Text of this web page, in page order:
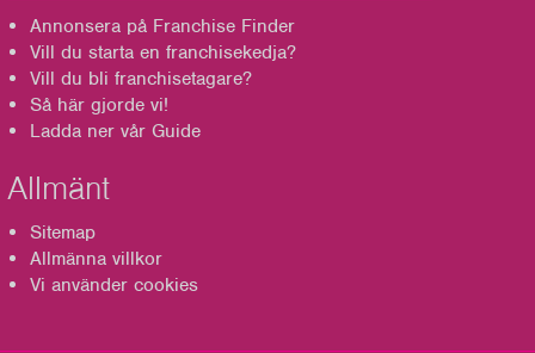
Annonsera på Franchise Finder
Vill du starta en franchisekedja?
Vill du bli franchisetagare?
Så här gjorde vi!
Ladda ner vår Guide
Allmänt
Sitemap
Allmänna villkor
Vi använder cookies